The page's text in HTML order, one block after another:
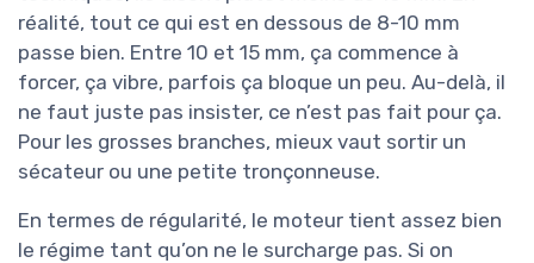
réalité, tout ce qui est en dessous de 8-10 mm
passe bien. Entre 10 et 15 mm, ça commence à
forcer, ça vibre, parfois ça bloque un peu. Au-delà, il
ne faut juste pas insister, ce n’est pas fait pour ça.
Pour les grosses branches, mieux vaut sortir un
sécateur ou une petite tronçonneuse.
En termes de régularité, le moteur tient assez bien
le régime tant qu’on ne le surcharge pas. Si on